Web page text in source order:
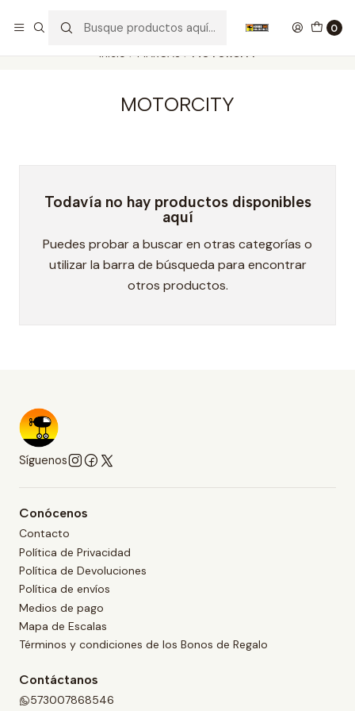
0
Inicio MARCAS MOTORCITY
MOTORCITY
Todavía no hay productos disponibles
aquí
Puedes probar a buscar en otras categorías o
utilizar la barra de búsqueda para encontrar
otros productos.
Síguenos
Conócenos
Contacto
Política de Privacidad
Política de Devoluciones
Política de envíos
Medios de pago
Mapa de Escalas
Términos y condiciones de los Bonos de Regalo
Contáctanos
573007868546